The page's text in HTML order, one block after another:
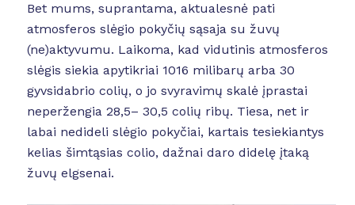
Bet mums, suprantama, aktualesnė pati
atmosferos slėgio pokyčių sąsaja su žuvų
(ne)aktyvumu. Laikoma, kad vidutinis atmosferos
slėgis siekia apytikriai 1016 milibarų arba 30
gyvsidabrio colių, o jo svyravimų skalė įprastai
neperžengia 28,5– 30,5 colių ribų. Tiesa, net ir
labai nedideli slėgio pokyčiai, kartais tesiekiantys
kelias šimtąsias colio, dažnai daro didelę įtaką
žuvų elgsenai.